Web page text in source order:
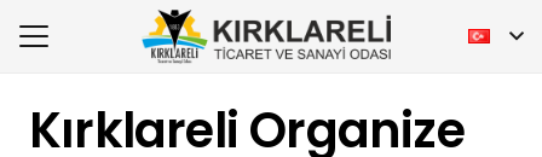
Kırklareli Organize